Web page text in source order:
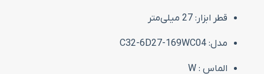
قطر ابزار: 27 میلی‌متر
مدل: C32-6D27-169WC04
الماس : W